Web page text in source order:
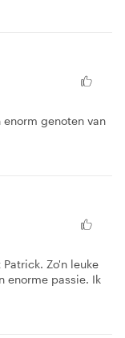
genoten van
Zo'n leuke
enorme passie. Ik